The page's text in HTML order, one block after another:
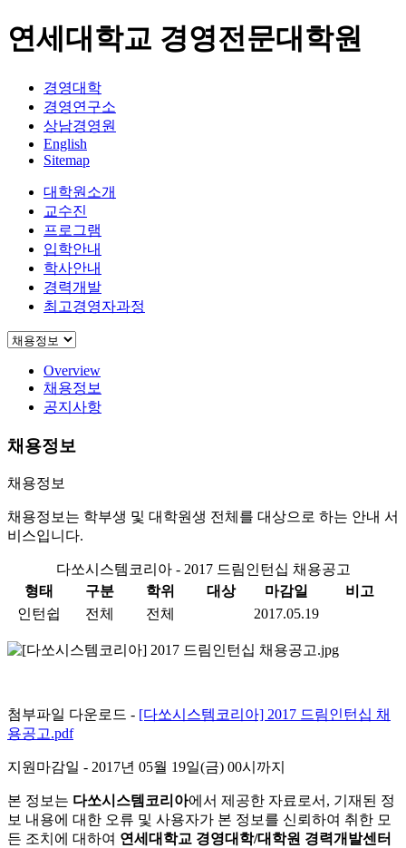
연세대학교 경영전문대학원
경영대학
경영연구소
상남경영원
English
Sitemap
대학원소개
교수진
프로그램
입학안내
학사안내
경력개발
최고경영자과정
Overview
채용정보
공지사항
채용정보
채용정보
채용정보는 학부생 및 대학원생 전체를 대상으로 하는 안내 서
비스입니다.
다쏘시스템코리아 - 2017 드림인턴십 채용공고
형태
구분 학위 대상 마감일
비고
인턴쉽
전체 전체 2017.05.19
첨부파일 다운로드 - [다쏘시스템코리아] 2017 드림인턴십 채
용공고.pdf
지원마감일 - 2017년 05월 19일(금) 00시까지
본 정보는 다쏘시스템코리아에서 제공한 자료로서, 기재된 정
보 내용에 대한 오류 및 사용자가 본 정보를 신뢰하여 취한 모
든 조치에 대하여 연세대학교 경영대학/대학원 경력개발센터